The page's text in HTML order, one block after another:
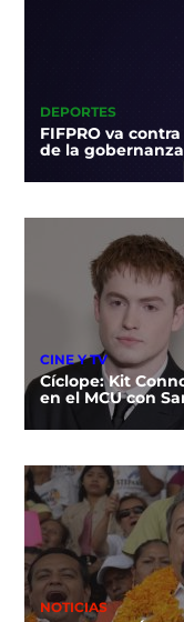
DEPORTES
FIFPRO va
de la
CINE Y TV
Cíclope: Kit
en el MCU con
NOTICIAS